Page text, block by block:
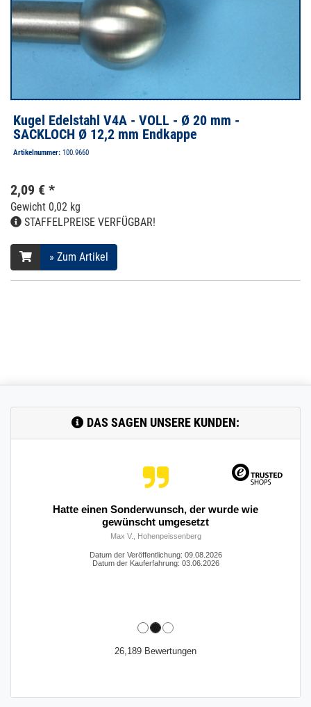
Kugel Edelstahl V4A - VOLL - Ø 20 mm -
SACKLOCH Ø 12,2 mm Endkappe
Artikelnummer: 100.9660
2,09 € *
Gewicht 0,02 kg
STAFFELPREISE VERFÜGBAR!
» Zum Artikel
DAS SAGEN UNSERE KUNDEN:
Hatte einen Sonderwunsch, der wurde wie
gewünscht umgesetzt
Max V., Hohenpeissenberg
Datum der Veröffentlichung: 09.08.2026
Datum der Kauferfahrung: 03.06.2026
26,189 Bewertungen